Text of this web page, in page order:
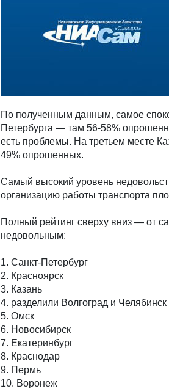
По полученным данным, самое
Петербурга — там 56-58%
есть проблемы. На третьем месте
49% опрошенных.
Самый высокий уровень
организацию работы транспорта
Полный рейтинг сверху вниз — от
недовольным:
1. Санкт-Петербург
2. Красноярск
3. Казань
4. разделили Волгоград и Челябинск
5. Омск
6. Новосибирск
7. Екатеринбург
8. Краснодар
9. Пермь
10. Воронеж